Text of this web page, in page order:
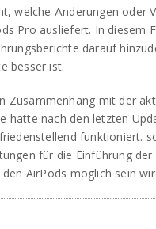
welche Änderungen oder
Pro ausliefert. In diesem
darauf
besser ist.
Zusammenhang mit der
hatte nach den letzten
funktioniert.
für die Einführung
AirPods möglich sein